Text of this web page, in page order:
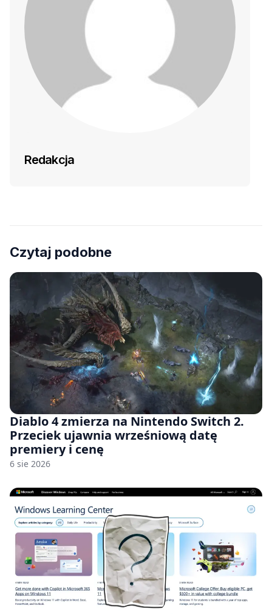
Redakcja
Czytaj podobne
Diablo 4 zmierza na Nintendo Switch 2.
Przeciek ujawnia wrześniową datę
premiery i cenę
6 sie 2026